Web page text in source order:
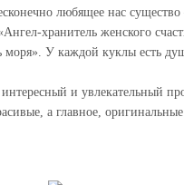
любящее нас
хранитель женского
моря». У каждой куклы есть
и увлекательный
а главное,